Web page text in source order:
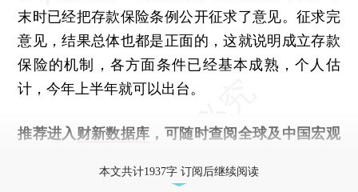
末时已经把存款保险条例公开征求了意见。征求完
意见，结果总体也都是正面的，这就说明成立存款
保险的机制，各方面条件已经基本成熟，个人估
计，今年上半年就可以出台。
推荐进入 财新数据库 ，可随时查阅全球及中国宏观
本文共计1937字 订阅后继续阅读